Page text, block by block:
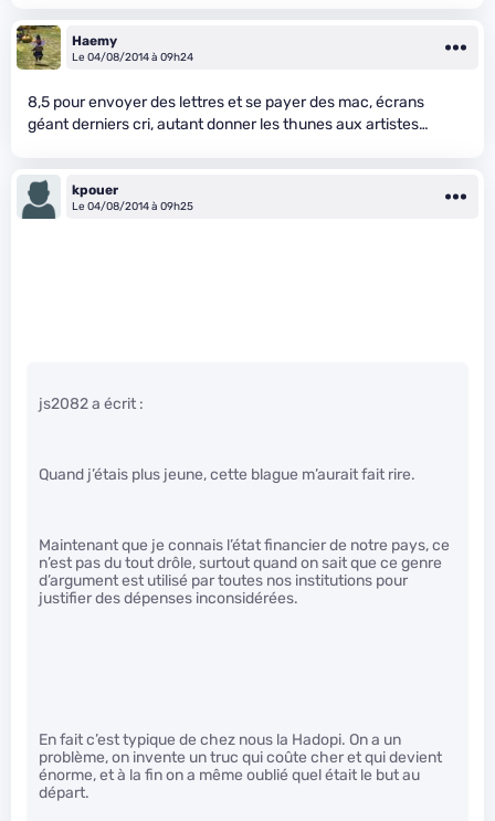
Haemy
Le 04/08/2014 à 09h24
8,5 pour envoyer des lettres et se payer des mac, écrans
géant derniers cri, autant donner les thunes aux artistes…
kpouer
Le 04/08/2014 à 09h25
js2082 a écrit :
Quand j’étais plus jeune, cette blague m’aurait fait rire.
Maintenant que je connais l’état financier de notre pays, ce
n’est pas du tout drôle, surtout quand on sait que ce genre
d’argument est utilisé par toutes nos institutions pour
justifier des dépenses inconsidérées.
En fait c’est typique de chez nous la Hadopi. On a un
problème, on invente un truc qui coûte cher et qui devient
énorme, et à la fin on a même oublié quel était le but au
départ.